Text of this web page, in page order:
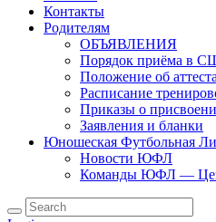
Контакты
Родителям
ОБЪЯВЛЕНИЯ
Порядок приёма в
Положение об
Расписание
Приказы о
Заявления и бланки
Юношеская Футбольная
Новости ЮФЛ
Команды ЮФЛ —